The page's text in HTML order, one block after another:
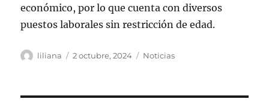
económico, por lo que cuenta con diversos
puestos laborales sin restricción de edad.
Autor
liliana
Publicado
2 octubre, 2024 Categorías
Noticias